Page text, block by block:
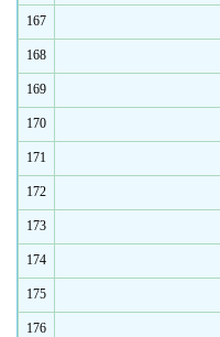
167
168
169
170
171
172
173
174
175
176